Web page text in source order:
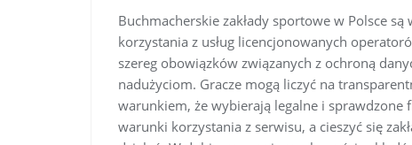
Buchmacherskie zakłady sportowe w Polsce
korzystania z usług licencjonowanych
szereg obowiązków związanych z ochroną
nadużyciom. Gracze mogą liczyć na
warunkiem, że wybierają legalne i sprawdzone
warunki korzystania z serwisu, a cieszyć się